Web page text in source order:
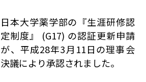
日本大学薬学部の『生涯研修認
定制度』 (G17) の認証更新申請
が、平成28年3月11日の理事会
決議により承認されました。